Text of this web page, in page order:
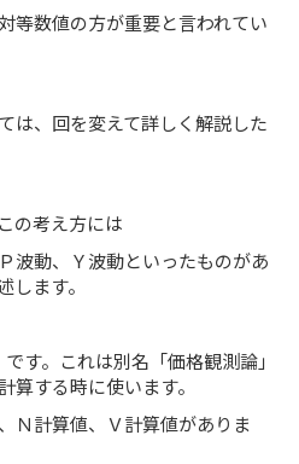
等数値の方が重要と言われてい
は、回を変えて詳しく解説した
の考え方には
波動、Ｙ波動といったものがあ
します。
す。これは別名「価格観測論」
算する時に使います。
Ｎ計算値、Ｖ計算値がありま